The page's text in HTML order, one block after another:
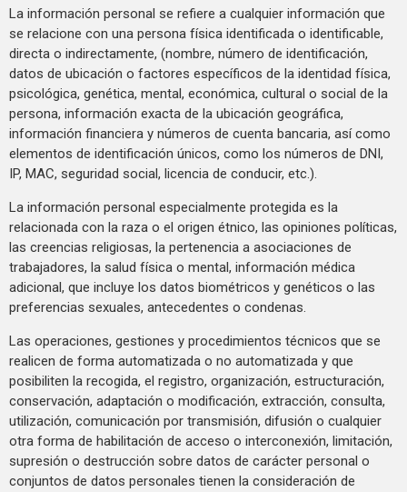
La información personal se refiere a cualquier información que
se relacione con una persona física identificada o identificable,
directa o indirectamente, (nombre, número de identificación,
datos de ubicación o factores específicos de la identidad física,
psicológica, genética, mental, económica, cultural o social de la
persona, información exacta de la ubicación geográfica,
información financiera y números de cuenta bancaria, así como
elementos de identificación únicos, como los números de DNI,
IP, MAC, seguridad social, licencia de conducir, etc.).
La información personal especialmente protegida es la
relacionada con la raza o el origen étnico, las opiniones políticas,
las creencias religiosas, la pertenencia a asociaciones de
trabajadores, la salud física o mental, información médica
adicional, que incluye los datos biométricos y genéticos o las
preferencias sexuales, antecedentes o condenas.
Las operaciones, gestiones y procedimientos técnicos que se
realicen de forma automatizada o no automatizada y que
posibiliten la recogida, el registro, organización, estructuración,
conservación, adaptación o modificación, extracción, consulta,
utilización, comunicación por transmisión, difusión o cualquier
otra forma de habilitación de acceso o interconexión, limitación,
supresión o destrucción sobre datos de carácter personal o
conjuntos de datos personales tienen la consideración de